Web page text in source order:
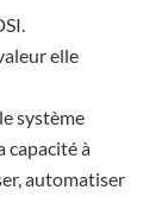
elle
système
capacité à
automatiser